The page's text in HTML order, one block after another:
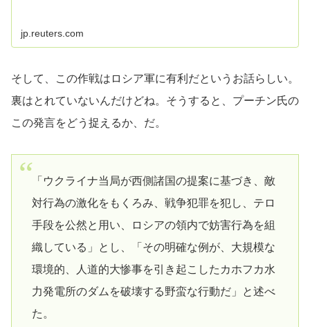
jp.reuters.com
そして、この作戦はロシア軍に有利だというお話らしい。
裏はとれていないんだけどね。そうすると、プーチン氏の
この発言をどう捉えるか、だ。
「ウクライナ当局が西側諸国の提案に基づき、敵
対行為の激化をもくろみ、戦争犯罪を犯し、テロ
手段を公然と用い、ロシアの領内で妨害行為を組
織している」とし、「その明確な例が、大規模な
環境的、人道的大惨事を引き起こしたカホフカ水
力発電所のダムを破壊する野蛮な行動だ」と述べ
た。